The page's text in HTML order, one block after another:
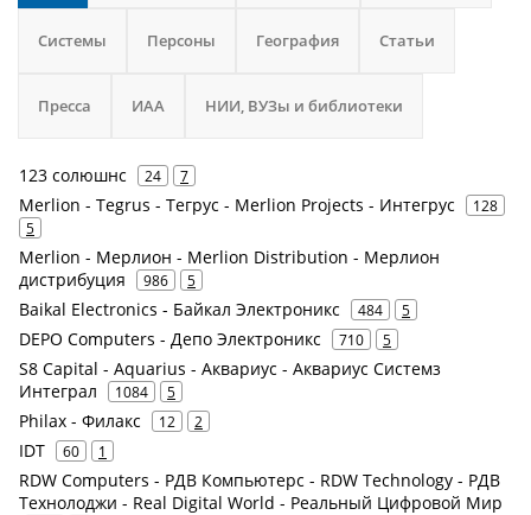
Системы Персоны География Статьи
Пресса ИАА НИИ, ВУЗы и библиотеки
123 солюшнс 24 7
Merlion - Tegrus - Тегрус - Merlion Projects - Интегрус
128
5
Merlion - Мерлион - Merlion Distribution - Мерлион
дистрибуция
986 5
Baikal Electronics - Байкал Электроникс 484 5
DEPO Computers - Депо Электроникс 710 5
S8 Capital - Aquarius - Аквариус - Аквариус Системз
Интеграл
1084 5
Philax - Филакс 12 2
IDT 60 1
RDW Computers - РДВ Компьютерс - RDW Technology - РДВ
Технолоджи - Real Digital World - Реальный Цифровой Мир